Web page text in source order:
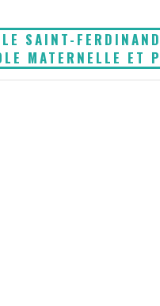
SAINT-
MATERNELLE ET